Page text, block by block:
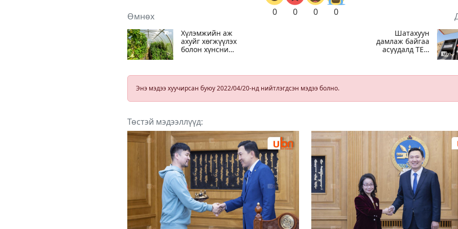
0 0 0 0
Өмнөх
Хүлэмжийн аж
ахуйг хөгжүүлэх
болон хүнсний
нийт 200 сая.ам
асуудлыг ҮАБЗ-
Шатахуун
дамлаж байгаа
асуудалд ТЕГ-
дагуу
Энэ мэдээ хуучирсан буюу 2022/04/20-нд нийтлэгдсэн мэдээ болно.
Төстэй мэдээллүүд: